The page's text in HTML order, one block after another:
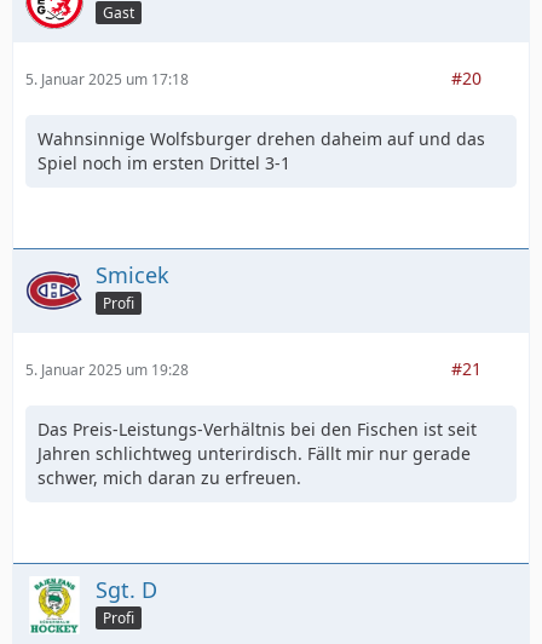
Gast
5. Januar 2025 um 17:18 #20
Wahnsinnige Wolfsburger drehen daheim auf und das
Spiel noch im ersten Drittel 3-1
Smicek
Profi
5. Januar 2025 um 19:28 #21
Das Preis-Leistungs-Verhältnis bei den Fischen ist seit
Jahren schlichtweg unterirdisch. Fällt mir nur gerade
schwer, mich daran zu erfreuen.
Sgt. D
Profi